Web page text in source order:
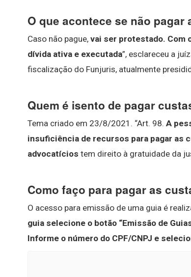
O que acontece se não
Caso não pague, vai ser protestado. Com
dívida ativa e executada”, esclareceu a
fiscalização do Funjuris, atualmente
Quem é isento de pagar
Tema criado em 23/8/2021. “Art. 98. A
insuficiência de recursos para pagar as
advocatícios tem direito à gratuidade da
Como faço para pagar as
O acesso para emissão de uma guia é
guia selecione o botão “Emissão de
Informe o número do CPF/CNPJ e